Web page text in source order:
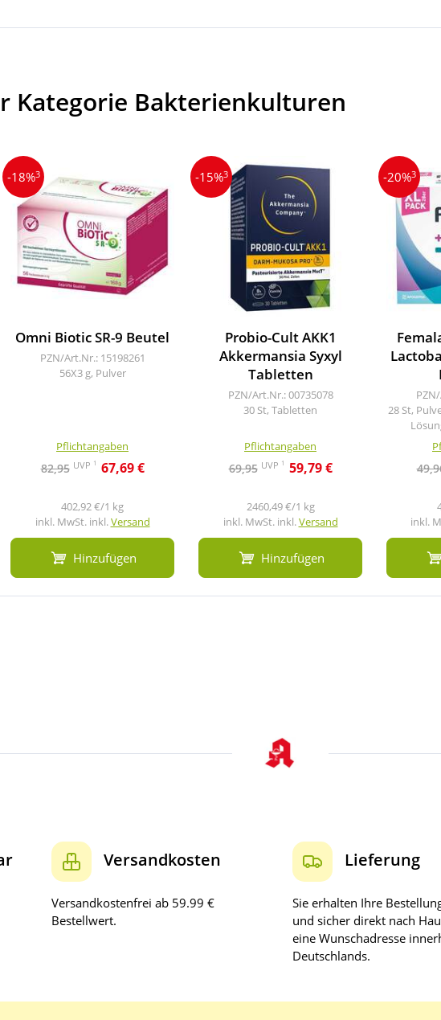
Kategorie Bakterienkulturen
-18%3
Omni Biotic SR-9 Beutel
PZN/Art.Nr.: 15198261
56X3 g, Pulver
Pflichtangaben
82,95 UVP 1 67,69 €
402,92 €/1 kg
inkl. MwSt. inkl.Versand
Hinzufügen
-15%3
Probio-Cult AKK1
Akkermansia Syxyl
Tabletten
PZN/Art.Nr.: 00735078
30 St, Tabletten
Pflichtangaben
69,95 UVP 1 59,79 €
2460,49 €/1 kg
inkl. MwSt. inkl.Versand
Hinzufügen
-20%3
28 St,
inkl.
Versandkosten
Versandkostenfrei ab 59.99 €
Bestellwert.
Lieferung
Sie erhalten Ihre
und sicher direkt nach
eine Wunschadresse
Deutschlands.